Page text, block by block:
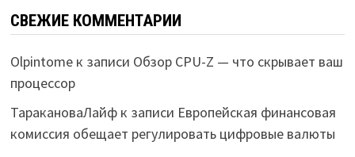
СВЕЖИЕ КОММЕНТАРИИ
Olpintomeк записи Обзор CPU-Z — что скрывает ваш
процессор
ТаракановаЛайфк записи Европейская финансовая
комиссия обещает регулировать цифровые валюты